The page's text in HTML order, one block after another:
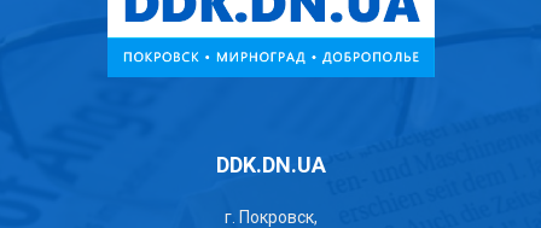
DDK.DN.UA
г. Покровск,